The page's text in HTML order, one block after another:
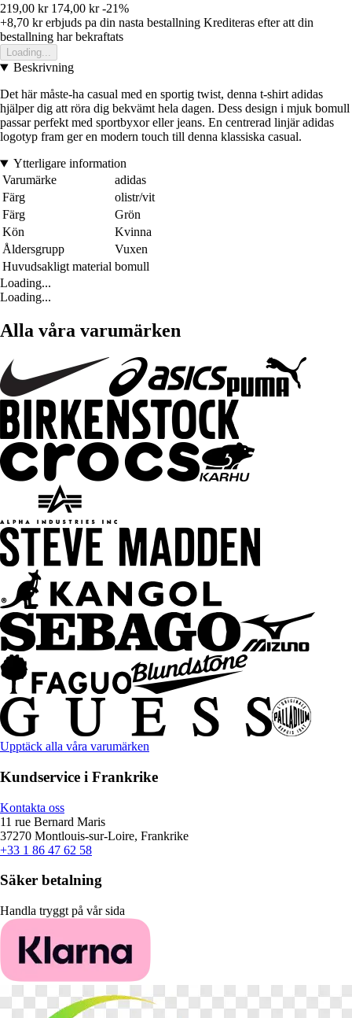
219,00 kr 174,00 kr -21%
+8,70 krerbjuds pa din nasta bestallning Krediteras efter att din
bestallning har bekraftats
Loading...
Beskrivning
Det här måste-ha casual med en sportig twist, denna t-shirt adidas
hjälper dig att röra dig bekvämt hela dagen. Dess design i mjuk bomull
passar perfekt med sportbyxor eller jeans. En centrerad linjär adidas
logotyp fram ger en modern touch till denna klassiska casual.
Ytterligare information
Varumärke
adidas
Färg
olistr/vit
Färg
Grön
Kön
Kvinna
Åldersgrupp
Vuxen
Huvudsakligt material bomull
Loading...
Loading...
Alla våra varumärken
Upptäck alla våra varumärken
Kundservice i Frankrike
Kontakta oss
11 rue Bernard Maris
37270 Montlouis-sur-Loire, Frankrike
+33 1 86 47 62 58
Säker betalning
Handla tryggt på vår sida